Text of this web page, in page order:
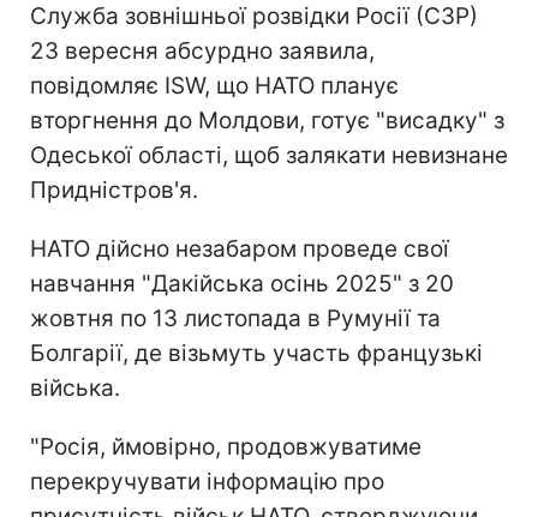
Служба зовнішньої розвідки Росії (СЗР)
23 вересня абсурдно заявила,
повідомляє ISW, що НАТО планує
вторгнення до Молдови, готує "висадку" з
Одеської області, щоб залякати невизнане
Придністров'я.
НАТО дійсно незабаром проведе свої
навчання "Дакійська осінь 2025" з 20
жовтня по 13 листопада в Румунії та
Болгарії, де візьмуть участь французькі
війська.
"Росія, ймовірно, продовжуватиме
перекручувати інформацію про